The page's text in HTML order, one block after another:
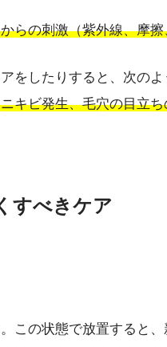
らの刺激（紫外線、摩
をしたりすると、次のよ
キビ発生、毛穴の目立
すべきケア
この状態で放置すると